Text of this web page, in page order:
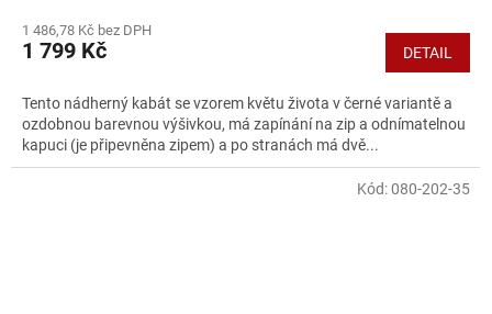
1 486,78 Kč bez DPH
1 799 Kč DETAIL
Tento nádherný kabát se vzorem květu života v černé variantě a
ozdobnou barevnou výšivkou, má zapínání na zip a odnímatelnou
kapuci (je připevněna zipem) a po stranách má dvě...
Kód:080-202-35